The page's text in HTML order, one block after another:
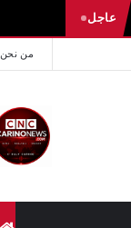
عاجل
من نحن